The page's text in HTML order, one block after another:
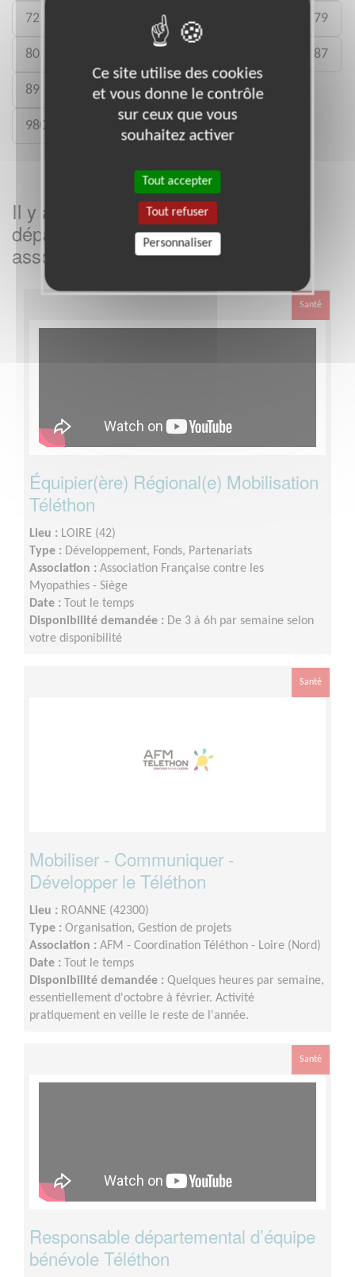
72 75 76 79
80 87
89 91 92 93 94
980
Il y a
missions bénévoles dans le
département
Loiredans cette
association
Santé
Équipier(ère) Régional(e) Mobilisation
Téléthon
Lieu : LOIRE (42)
Type : Développement, Fonds, Partenariats
Association : Association Française contre les
Myopathies - Siège
Date :
Tout le temps
Disponibilité demandée : De 3 à 6h par semaine selon
votre disponibilité
Santé
Mobiliser - Communiquer -
Développer le Téléthon
Lieu : ROANNE (42300)
Type : Organisation, Gestion de projets
Association : AFM - Coordination Téléthon - Loire (Nord)
Date :
Tout le temps
Disponibilité demandée : Quelques heures par semaine,
essentiellement d'octobre à février. Activité
pratiquement en veille le reste de l'année.
Santé
Responsable départemental d’équipe
bénévole Téléthon
Ce site utilise des cookies
et vous donne le contrôle
sur ceux que vous
souhaitez activer
Tout accepter
Tout refuser
Personnaliser